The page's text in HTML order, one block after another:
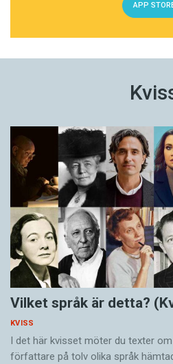
APP
Vilket språk är detta?
KVISS
I det här kvisset möter du texter
författare på tolv olika språk